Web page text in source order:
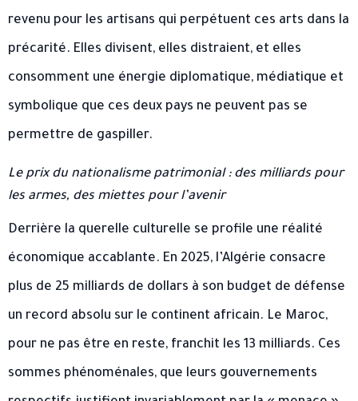
revenu pour les artisans qui perpétuent ces arts dans la
précarité. Elles divisent, elles distraient, et elles
consomment une énergie diplomatique, médiatique et
symbolique que ces deux pays ne peuvent pas se
permettre de gaspiller.
Le prix du nationalisme patrimonial : des milliards pour
les armes, des miettes pour l’avenir
Derrière la querelle culturelle se profile une réalité
économique accablante. En 2025, l’Algérie consacre
plus de 25 milliards de dollars à son budget de défense
un record absolu sur le continent africain. Le Maroc,
pour ne pas être en reste, franchit les 13 milliards. Ces
sommes phénoménales, que leurs gouvernements